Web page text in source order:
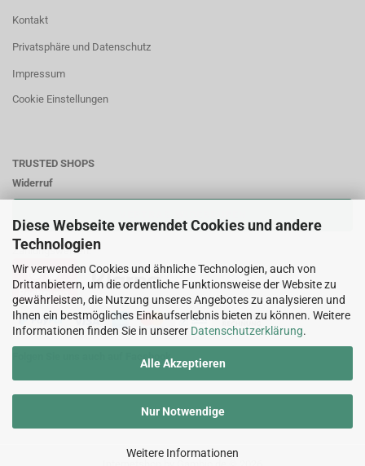
Diese Webseite verwendet Cookies und andere
Technologien
Wir verwenden Cookies und ähnliche Technologien, auch von
Drittanbietern, um die ordentliche Funktionsweise der Website zu
gewährleisten, die Nutzung unseres Angebotes zu analysieren und
Ihnen ein bestmögliches Einkaufserlebnis bieten zu können. Weitere
Informationen finden Sie in unserer Datenschutzerklärung.
Alle Akzeptieren
Nur Notwendige
Weitere Informationen
Kontakt
Privatsphäre und Datenschutz
Impressum
Cookie Einstellungen
TRUSTED SHOPS
Widerruf
Zahlungsweisen:
Folgen Sie uns auch auf Facebook